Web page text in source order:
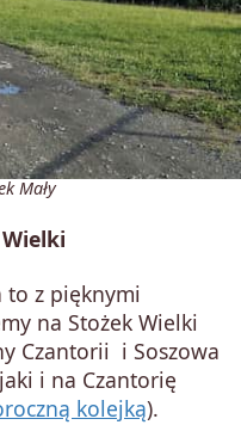
Mały
to z pięknymi
na Stożek Wielki
Czantorii i Soszowa
i na Czantorię
kolejką).